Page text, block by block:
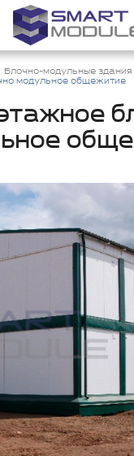
Блочно-модульные здания
модульное общежитие